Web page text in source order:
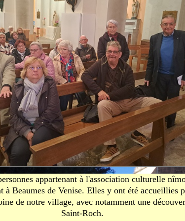
appartenant à l'association culturelle
à Beaumes de Venise. Elles y ont été accueillies
de notre village, avec notamment une
Saint-Roch.